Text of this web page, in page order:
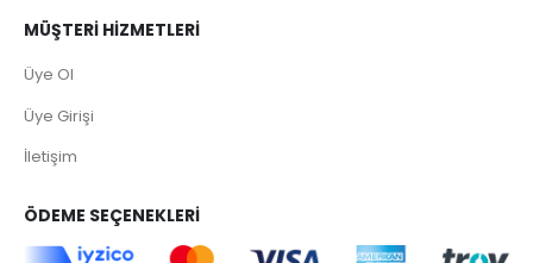
MÜŞTERİ HİZMETLERİ
Üye Ol
Üye Girişi
İletişim
ÖDEME SEÇENEKLERİ